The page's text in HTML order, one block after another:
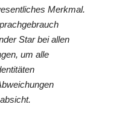
Merkmal.
Star bei allen
um alle